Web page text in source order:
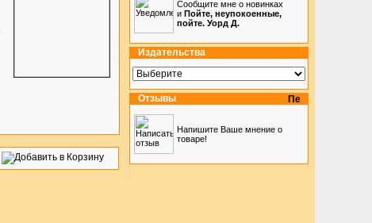
Сообщите мне о новинках
и Пойте, неупокоенные,
пойте. Уорд Д.
Издательства
Отзывы
Напишите Ваше мнение о
товаре!